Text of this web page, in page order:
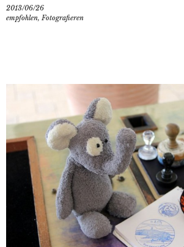
2013/06/26
empfohlen, Fotografieren